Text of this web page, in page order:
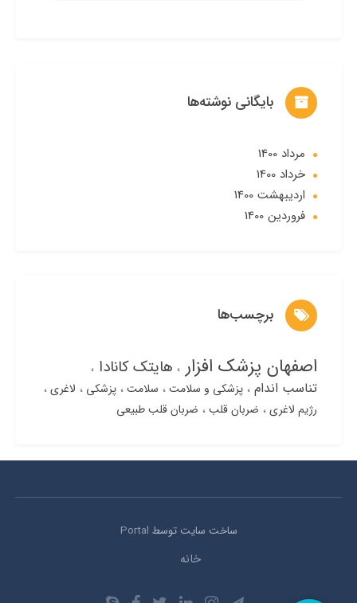
بایگانی نوشته‌ها
مرداد 1400
خرداد 1400
ارديبهشت 1400
فروردین 1400
برچسب‌ها
اصفهان پزشک افزار هایتک کانادا
تناسب اندام پزشکی و سلامت سلامت پزشکی
لاغری
رژیم لاغری
ضربان قلب ضربان قلب طبیعی
ساخت سایت توسط Portal
خانه